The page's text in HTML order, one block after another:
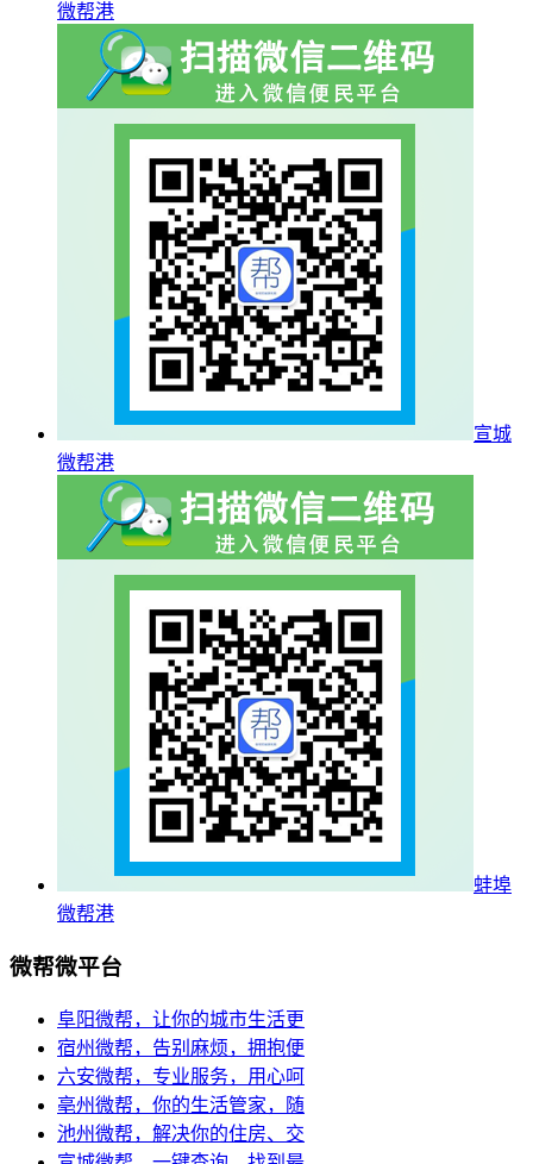
微帮港
宣城
微帮港
蚌埠
微帮港
微帮微平台
阜阳微帮，让你的城市生活更
宿州微帮，告别麻烦，拥抱便
六安微帮，专业服务，用心呵
亳州微帮，你的生活管家，随
池州微帮，解决你的住房、交